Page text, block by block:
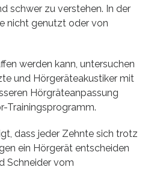
schwer zu verstehen. In der
nicht genutzt oder von
werden kann, untersuchen
und Hörgeräteakustiker mit
Hörgräteanpassung
Trainingsprogramm.
dass jeder Zehnte sich trotz
ein Hörgerät entscheiden
Schneider vom